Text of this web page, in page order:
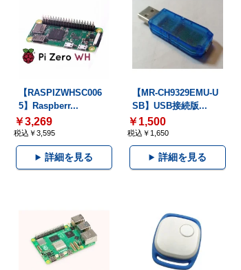
【RASPIZWHSC006
5】Raspberr...
￥3,269
税込￥3,595
詳細を見る
【MR-CH9329EMU-U
SB】USB接続版...
￥1,500
税込￥1,650
詳細を見る